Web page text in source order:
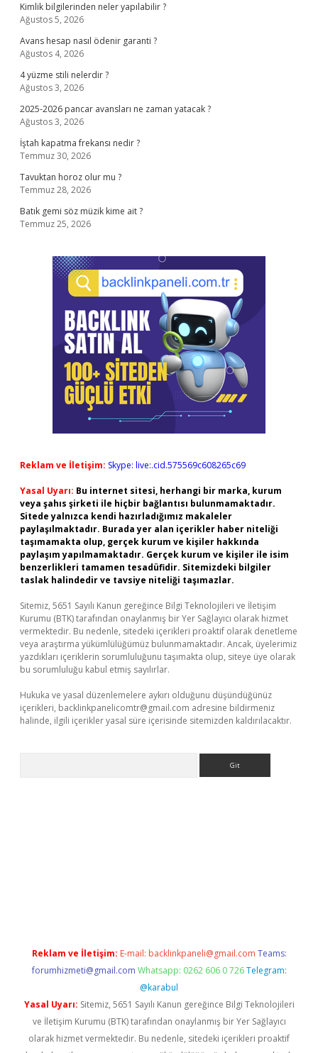
Kimlik bilgilerinden neler yapılabilir ?
Ağustos 5, 2026
Avans hesap nasıl ödenir garanti ?
Ağustos 4, 2026
4 yüzme stili nelerdir ?
Ağustos 3, 2026
2025-2026 pancar avansları ne zaman yatacak ?
Ağustos 3, 2026
İştah kapatma frekansı nedir ?
Temmuz 30, 2026
Tavuktan horoz olur mu ?
Temmuz 28, 2026
Batık gemi söz müzik kime ait ?
Temmuz 25, 2026
Reklam ve İletişim: Skype: live:.cid.575569c608265c69
Yasal Uyarı: Bu internet sitesi, herhangi bir marka, kurum
veya şahıs şirketi ile hiçbir bağlantısı bulunmamaktadır.
Sitede yalnızca kendi hazırladığımız makaleler
paylaşılmaktadır. Burada yer alan içerikler haber niteliği
taşımamakta olup, gerçek kurum ve kişiler hakkında
paylaşım yapılmamaktadır. Gerçek kurum ve kişiler ile isim
benzerlikleri tamamen tesadüfidir. Sitemizdeki bilgiler
taslak halindedir ve tavsiye niteliği taşımazlar.
Sitemiz, 5651 Sayılı Kanun gereğince Bilgi Teknolojileri ve İletişim
Kurumu (BTK) tarafından onaylanmış bir Yer Sağlayıcı olarak hizmet
vermektedir. Bu nedenle, sitedeki içerikleri proaktif olarak denetleme
veya araştırma yükümlülüğümüz bulunmamaktadır. Ancak, üyelerimiz
yazdıkları içeriklerin sorumluluğunu taşımakta olup, siteye üye olarak
bu sorumluluğu kabul etmiş sayılırlar.
Hukuka ve yasal düzenlemelere aykırı olduğunu düşündüğünüz
içerikleri, backlinkpanelicomtr@gmail.com adresine bildirmeniz
halinde, ilgili içerikler yasal süre içerisinde sitemizden kaldırılacaktır.
Reklam ve İletişim: E-mail: backlinkpaneli@gmail.com Teams:
forumhizmeti@gmail.com Whatsapp: 0262 606 0 726 Telegram:
@karabul
Yasal Uyarı: Sitemiz, 5651 Sayılı Kanun gereğince Bilgi Teknolojileri
ve İletişim Kurumu (BTK) tarafından onaylanmış bir Yer Sağlayıcı
olarak hizmet vermektedir. Bu nedenle, sitedeki içerikleri proaktif